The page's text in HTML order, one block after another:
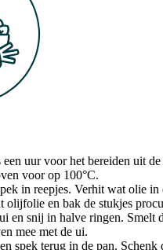
een uur voor het bereiden uit de
voor op 100°C.
in reepjes. Verhit wat olie
olijfolie en bak de stukjes
en snij in halve ringen. Smelt
mee met de ui.
spek terug in de pan.